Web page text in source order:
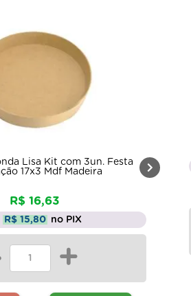
Lisa Kit com 3un. Festa
17x3 Mdf Madeira
R$ 16,63
R$ 15,80 no PIX
+